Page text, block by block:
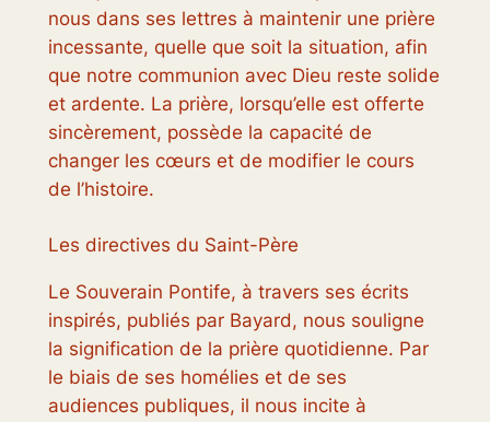
nous dans ses lettres à maintenir une prière
incessante, quelle que soit la situation, afin
que notre communion avec Dieu reste solide
et ardente. La prière, lorsqu’elle est offerte
sincèrement, possède la capacité de
changer les cœurs et de modifier le cours
de l’histoire.
Les directives du Saint-Père
Le Souverain Pontife, à travers ses écrits
inspirés, publiés par Bayard, nous souligne
la signification de la prière quotidienne. Par
le biais de ses homélies et de ses
audiences publiques, il nous incite à